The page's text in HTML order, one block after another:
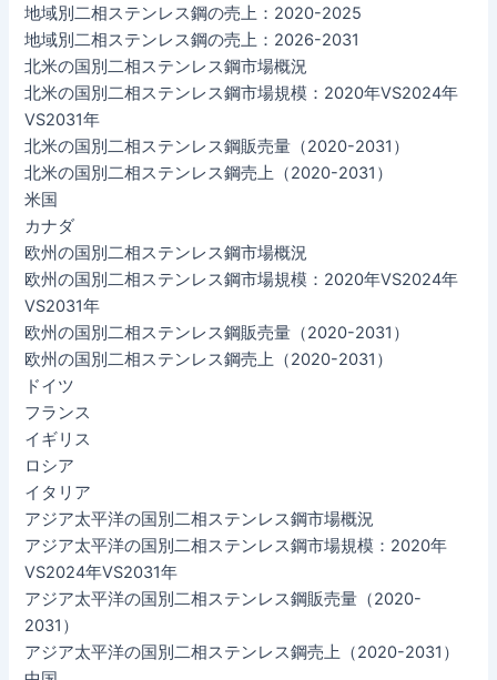
地域別二相ステンレス鋼の売上：2020-2025
地域別二相ステンレス鋼の売上：2026-2031
北米の国別二相ステンレス鋼市場概況
北米の国別二相ステンレス鋼市場規模：2020年VS2024年
VS2031年
北米の国別二相ステンレス鋼販売量（2020-2031）
北米の国別二相ステンレス鋼売上（2020-2031）
米国
カナダ
欧州の国別二相ステンレス鋼市場概況
欧州の国別二相ステンレス鋼市場規模：2020年VS2024年
VS2031年
欧州の国別二相ステンレス鋼販売量（2020-2031）
欧州の国別二相ステンレス鋼売上（2020-2031）
ドイツ
フランス
イギリス
ロシア
イタリア
アジア太平洋の国別二相ステンレス鋼市場概況
アジア太平洋の国別二相ステンレス鋼市場規模：2020年
VS2024年VS2031年
アジア太平洋の国別二相ステンレス鋼販売量（2020-
2031）
アジア太平洋の国別二相ステンレス鋼売上（2020-2031）